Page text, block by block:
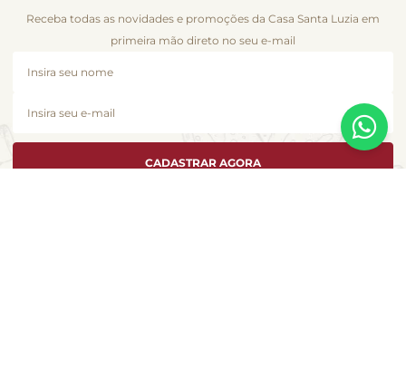
Receba todas as novidades e promoções da Casa Santa Luzia em
primeira mão direto no seu e-mail
CADASTRAR AGORA